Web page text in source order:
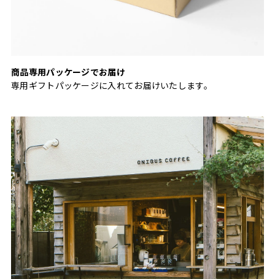
商品専用パッケージでお届け
専用ギフトパッケージに入れてお届けいたします。